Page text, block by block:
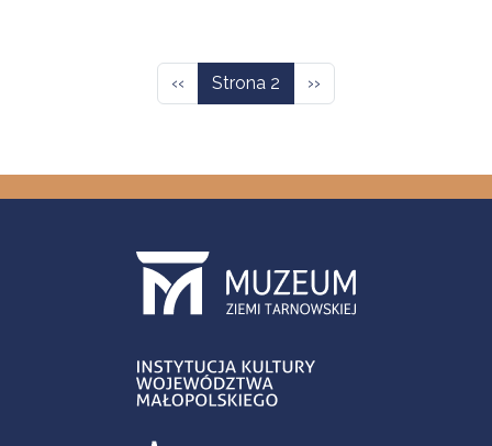
Poprzednia strona
‹‹ Strona 2 Następna strona
››